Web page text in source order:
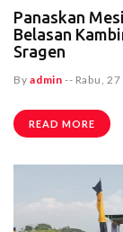
Panaskan
Belasan
Sragen
Byadmin -- Rabu,
READ MORE